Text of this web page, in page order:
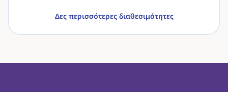
Δες περισσότερες διαθεσιμότητες